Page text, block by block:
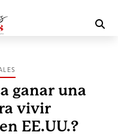
ganar una
vivir
EE.UU.?